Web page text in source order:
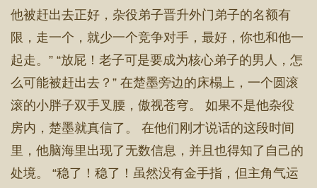
他被赶出去正好，杂役弟子晋升外门弟子的名额有
限，走一个，就少一个竞争对手，最好，你也和他一
起走。” “放屁！老子可是要成为核心弟子的男人，怎
么可能被赶出去？” 在楚墨旁边的床榻上，一个圆滚
滚的小胖子双手叉腰，傲视苍穹。 如果不是他杂役
房内，楚墨就真信了。 在他们刚才说话的这段时间
里，他脑海里出现了无数信息，并且也得知了自己的
处境。 “稳了！稳了！虽然没有金手指，但主角气运